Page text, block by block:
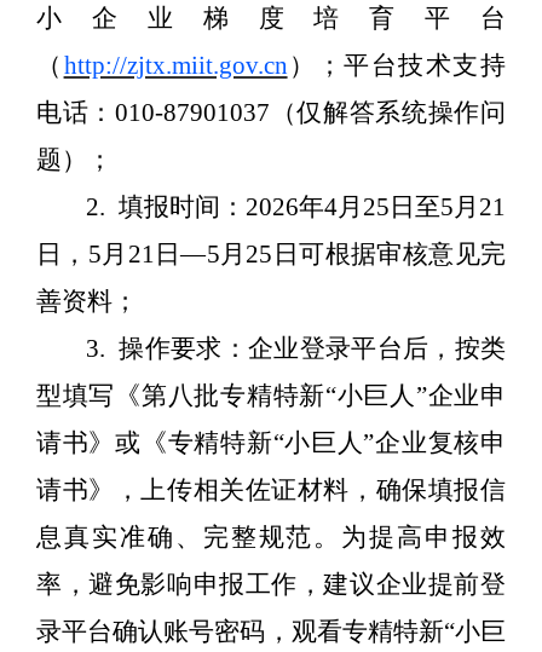
小企业梯度培育平台
（ http://zjtx.miit.gov.cn ）；平台技术支持
电话： 010-87901037 （仅解答系统操作问
题）；
2. 填报时间： 2026年4月 25 日至5月 21
日 ， 5月 21 日—5月 25 日可根据审核意见完
善资料 ；
3. 操作要求：企业登录平台后，按类
型填写《第八批专精特新“小巨人”企业申
请书》或《专精特新“小巨人”企业复核申
请书》，上传相关佐证材料，确保填报信
息真实准确、完整规范。为提高申报效
率，避免影响申报工作，建议企业提前登
录平台确认账号密码，观看专精特新“小巨